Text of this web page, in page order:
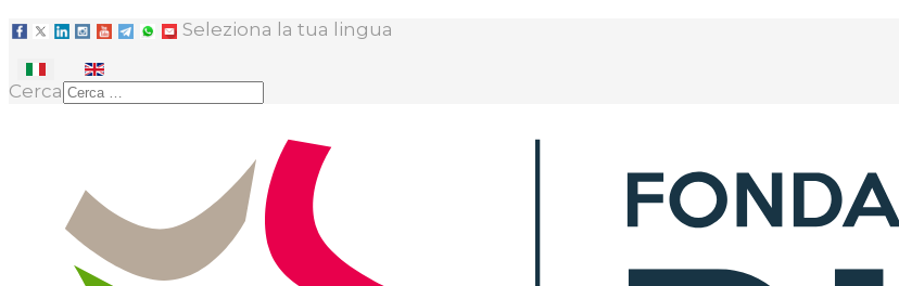
Seleziona la tua lingua
Cerca